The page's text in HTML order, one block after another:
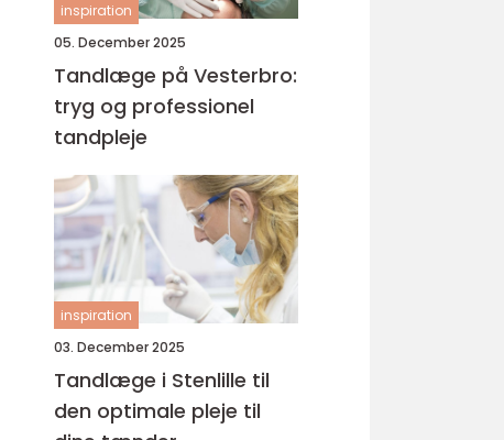
inspiration
05. December 2025
Tandlæge på Vesterbro:
tryg og professionel
tandpleje
inspiration
03. December 2025
Tandlæge i Stenlille til
den optimale pleje til